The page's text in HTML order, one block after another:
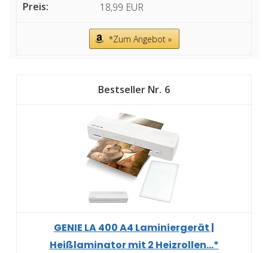
18,99 EUR
*Zum Angebot »
6
GENIE LA 400 A4 Laminiergerät |
Heißlaminator mit 2 Heizrollen...*